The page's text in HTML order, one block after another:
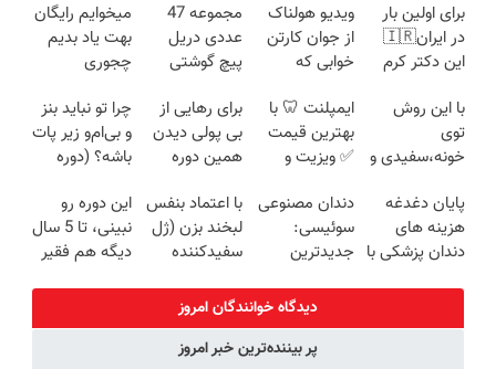
برای اولین بار
در ایران🇮🇷
این دکتر کرم
روزه ساخت!
ویدیو هولناک
از جوان کارتن
خوابی که
آموزش رایگان
مجموعه 47
عددی دریل
پیچ گوشتی
به مدت
محدود)
میخوایم رایگان
بهت یاد بدیم
چجوری
نداری امتحانش
مجانیه
با این روش
توی
خونه،سفیدی و
برگردون
(40%off)
ایمپلنت 🦷 با
بهترین قیمت
✅ ویزیت و
برای رهایی از
بی پولی دیدن
همین دوره
(شمارتو وارد
کن)
چرا تو نباید بنز
و بی‌ام‌و زیر پات
باشه؟ (دوره
میلیاردی)
پایان دغدغه
هزینه های
دندان پزشکی با
دندان مصنوعی
سوئیسی:
جدیدترین
سبک و مقاوم |
پرداخت قسطی
با اعتماد بنفس
لبخند بزن (ژل
سفیدکننده
این دوره رو
نبینی، تا 5 سال
دیگه هم فقیر
نام کن
دیدگاه خوانندگان امروز
پر بیننده‌ترین خبر امروز